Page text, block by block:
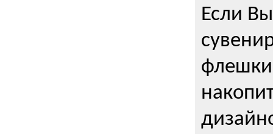
Если